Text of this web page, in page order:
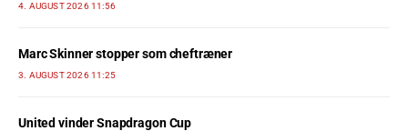
4. AUGUST 2026 11:56
Marc Skinner stopper som cheftræner
3. AUGUST 2026 11:25
United vinder Snapdragon Cup